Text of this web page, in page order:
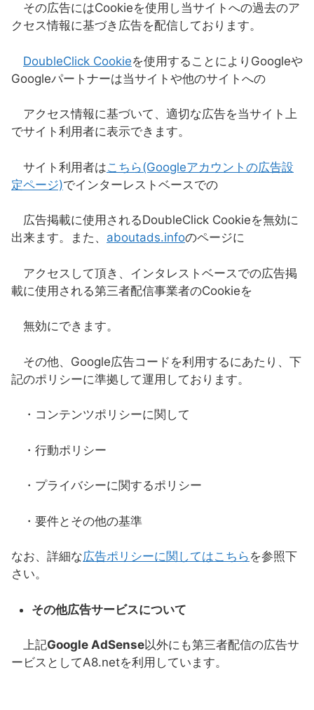
その広告にはCookieを使用し当サイトへの過去のア
クセス情報に基づき広告を配信しております。
DoubleClick Cookieを使用することによりGoogleや
Googleパートナーは当サイトや他のサイトへの
アクセス情報に基づいて、適切な広告を当サイト上
でサイト利用者に表示できます。
サイト利用者はこちら(Googleアカウントの広告設
定ページ)でインターレストベースでの
広告掲載に使用されるDoubleClick Cookieを無効に
出来ます。また、 aboutads.infoのページに
アクセスして頂き、インタレストベースでの広告掲
載に使用される第三者配信事業者のCookieを
無効にできます。
その他、Google広告コードを利用するにあたり、下
記のポリシーに準拠して運用しております。
・コンテンツポリシーに関して
・行動ポリシー
・プライバシーに関するポリシー
・要件とその他の基準
なお、詳細な広告ポリシーに関してはこちら を参照下
さい。
その他広告サービスについて
上記Google AdSense以外にも第三者配信の広告サ
ービスとしてA8.netを利用しています。